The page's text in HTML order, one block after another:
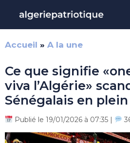
contenu
Accueil » A la une
Ce que signifie
viva l’Algérie»
Sénégalais en
Publié le 19/01/2026 à 07:35 |